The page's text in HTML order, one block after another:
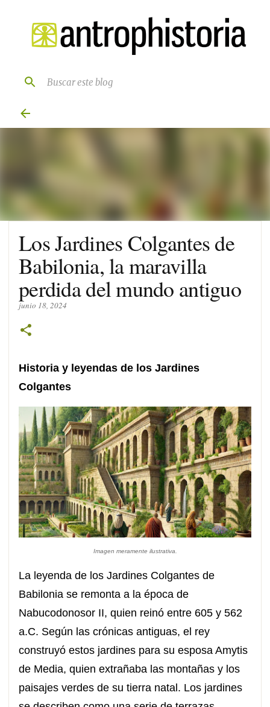
Ir al contenido principal
Los Jardines Colgantes de
Babilonia, la maravilla
perdida del mundo antiguo
junio 18, 2024
Historia y leyendas de los Jardines
Colgantes
Imagen meramente ilustrativa.
La leyenda de los Jardines Colgantes de
Babilonia se remonta a la época de
Nabucodonosor II, quien reinó entre 605 y 562
a.C. Según las crónicas antiguas, el rey
construyó estos jardines para su esposa Amytis
de Media, quien extrañaba las montañas y los
paisajes verdes de su tierra natal. Los jardines